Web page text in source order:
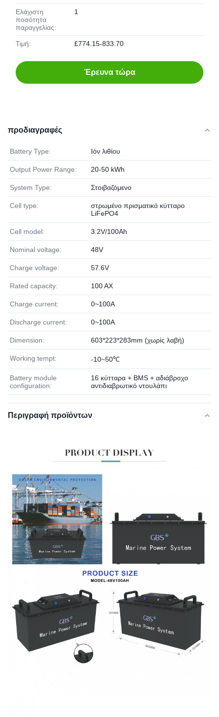
Ελάχιστη
ποσότητα
παραγγελίας:
1
Τιμή: £774.15-833.70
Έρευνα τώρα
προδιαγραφές
Battery Type: Ιόν λιθίου
Output Power Range: 20-50 kWh
System Type: Στοιβαζόμενο
Cell type:
στρωμένο πρισματικό κύτταρο
LiFePO4
Cell model: 3.2V/100Ah
Nominal voltage: 48V
Charge voltage: 57.6V
Rated capacity: 100 ΑΧ
Charge current: 0~100A
Discharge current: 0~100A
Dimension: 603*223*283mm (χωρίς λαβή)
Working tempt: -10~50℃
Battery module
configuration:
16 κύτταρα + BMS + αδιάβροχο
αντιδιαβρωτικό ντουλάπι
Περιγραφή προϊόντων